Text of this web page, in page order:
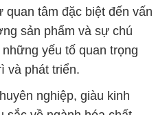
nghiệp, giàu kinh
về ngành hóa chất,
các sản phẩm hóa chất
theo yêu cầu và nhu
liên hệ với chúng tôi ngay
tiết và đặt hàng.